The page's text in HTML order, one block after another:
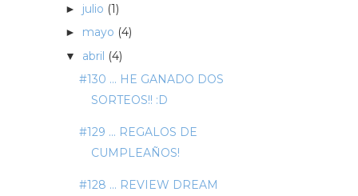
► julio (1)
► mayo (4)
▼ abril (4)
#130 ... HE GANADO DOS
SORTEOS!! :D
#129 ... REGALOS DE
CUMPLEAÑOS!
#128 ... REVIEW DREAM